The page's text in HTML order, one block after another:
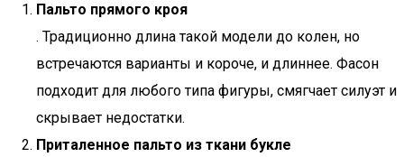
Пальто прямого кроя
. Традиционно длина такой модели до колен, но
встречаются варианты и короче, и длиннее. Фасон
подходит для любого типа фигуры, смягчает силуэт и
скрывает недостатки.
Приталенное пальто из ткани букле